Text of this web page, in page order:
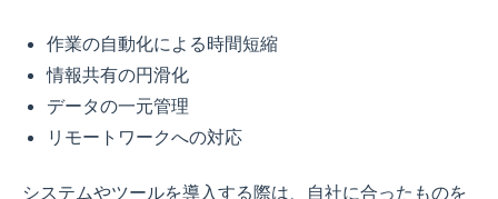
作業の自動化による時間短縮
情報共有の円滑化
データの一元管理
リモートワークへの対応
システムやツールを導入する際は、自社に合ったものを